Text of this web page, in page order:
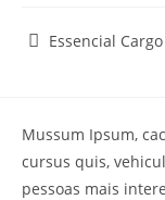
Essencial Cargo
Mussum Ipsum,
cursus quis,
pessoas mais